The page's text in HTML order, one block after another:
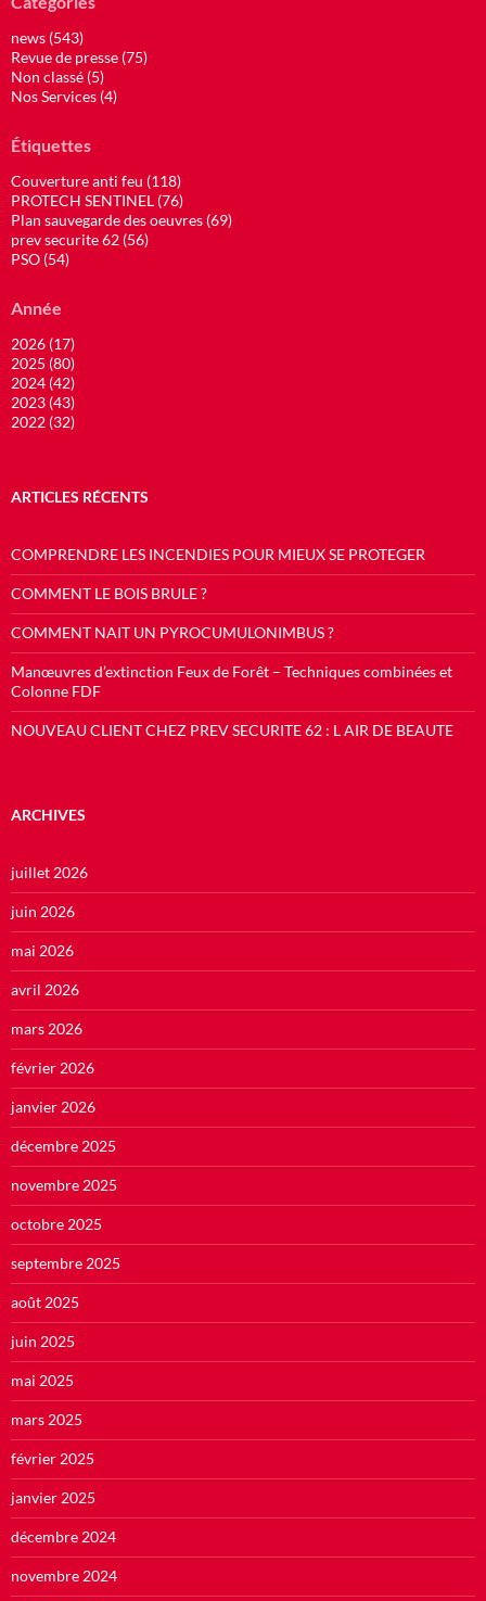
news (543)
Revue de presse (75)
Non classé (5)
Nos Services (4)
Étiquettes
Couverture anti feu (118)
PROTECH SENTINEL (76)
Plan sauvegarde des oeuvres (69)
prev securite 62 (56)
PSO (54)
Année
2026 (17)
2025 (80)
2024 (42)
2023 (43)
2022 (32)
ARTICLES RÉCENTS
COMPRENDRE LES INCENDIES POUR MIEUX SE PROTEGER
COMMENT LE BOIS BRULE ?
COMMENT NAIT UN PYROCUMULONIMBUS ?
Manœuvres d’extinction Feux de Forêt – Techniques combinées et
Colonne FDF
NOUVEAU CLIENT CHEZ PREV SECURITE 62 : L AIR DE BEAUTE
ARCHIVES
juillet 2026
juin 2026
mai 2026
avril 2026
mars 2026
février 2026
janvier 2026
décembre 2025
novembre 2025
octobre 2025
septembre 2025
août 2025
juin 2025
mai 2025
mars 2025
février 2025
janvier 2025
décembre 2024
novembre 2024